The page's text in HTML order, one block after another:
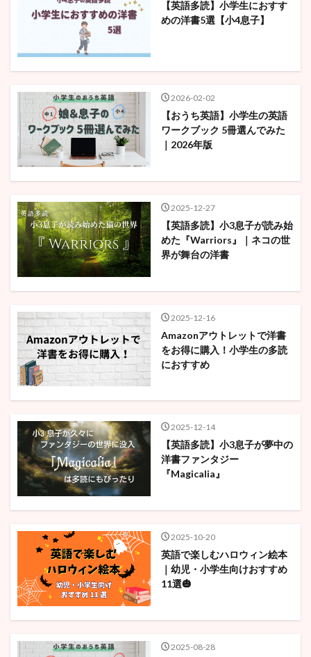
【英語多読】小学生におすす
めの洋書5選【小4息子】
2026-02-02
【おうち英語】小学生の英語
ワークブック 5冊選んでみた
｜2026年版
2025-12-27
【英語多読】小3息子が読み始
めた『Warriors』｜ネコの世
界が舞台の洋書
2025-12-16
Amazonアウトレットで洋書
をお得に購入！小学生の多読
におすすめ
2025-12-14
【英語多読】小3息子が夢中の
洋書ファンタジー
『Magicalia』
2025-10-20
英語で楽しむハロウィン絵本
｜幼児・小学生向けおすすめ
11選🎃
2025-08-28